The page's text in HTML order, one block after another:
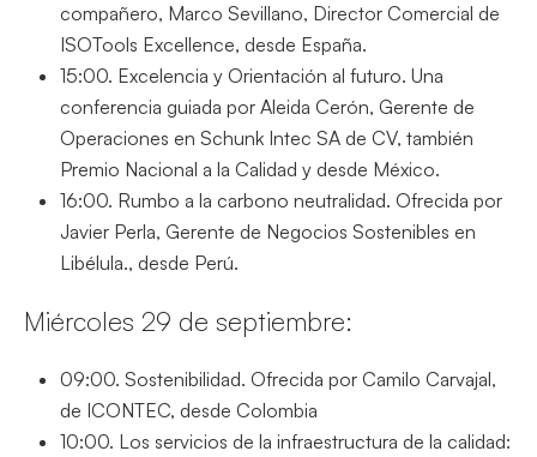
compañero, Marco Sevillano, Director Comercial de
ISOTools Excellence, desde España.
15:00. Excelencia y Orientación al futuro. Una
conferencia guiada por Aleida Cerón, Gerente de
Operaciones en Schunk Intec SA de CV, también
Premio Nacional a la Calidad y desde México.
16:00. Rumbo a la carbono neutralidad. Ofrecida por
Javier Perla, Gerente de Negocios Sostenibles en
Libélula., desde Perú.
Miércoles 29 de septiembre:
09:00. Sostenibilidad. Ofrecida por Camilo Carvajal,
de ICONTEC, desde Colombia
10:00. Los servicios de la infraestructura de la calidad: